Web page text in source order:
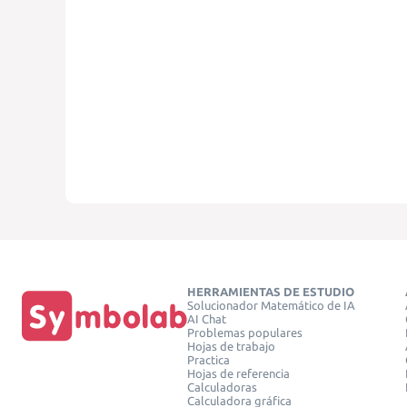
HERRAMIENTAS DE ESTUDIO
Solucionador Matemático de IA
AI Chat
Problemas populares
Hojas de trabajo
Practica
Hojas de referencia
Calculadoras
Calculadora gráfica